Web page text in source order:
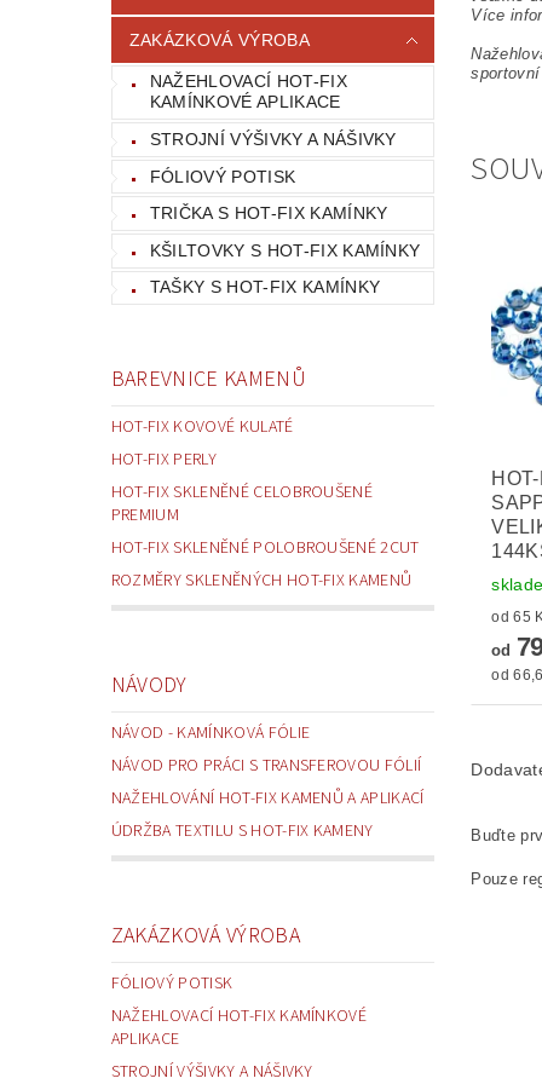
ZAKÁZKOVÁ VÝROBA
NAŽEHLOVACÍ HOT-FIX
KAMÍNKOVÉ APLIKACE
STROJNÍ VÝŠIVKY A NÁŠIVKY
FÓLIOVÝ POTISK
TRIČKA S HOT-FIX KAMÍNKY
KŠILTOVKY S HOT-FIX KAMÍNKY
TAŠKY S HOT-FIX KAMÍNKY
BAREVNICE KAMENŮ
HOT-FIX KOVOVÉ KULATÉ
HOT-FIX PERLY
HOT-FIX SKLENĚNÉ CELOBROUŠENÉ
PREMIUM
HOT-FIX SKLENĚNÉ POLOBROUŠENÉ 2CUT
ROZMĚRY SKLENĚNÝCH HOT-FIX KAMENŮ
NÁVODY
NÁVOD - KAMÍNKOVÁ FÓLIE
NÁVOD PRO PRÁCI S TRANSFEROVOU FÓLIÍ
NAŽEHLOVÁNÍ HOT-FIX KAMENŮ A APLIKACÍ
ÚDRŽBA TEXTILU S HOT-FIX KAMENY
ZAKÁZKOVÁ VÝROBA
FÓLIOVÝ POTISK
NAŽEHLOVACÍ HOT-FIX KAMÍNKOVÉ
APLIKACE
STROJNÍ VÝŠIVKY A NÁŠIVKY
Více
od
od
Buďte
Pouze